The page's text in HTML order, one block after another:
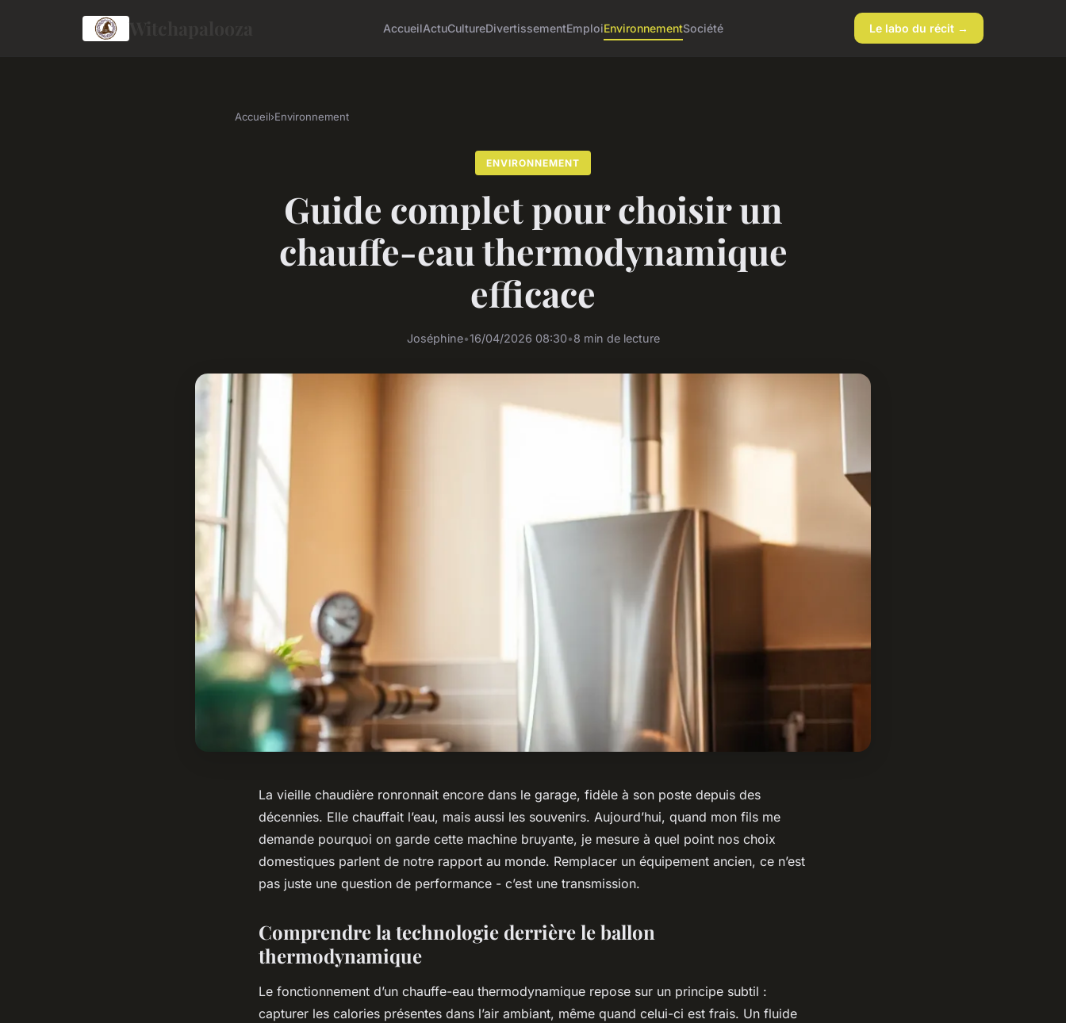
AccueilActuCultureDivertissementEmploiEnvironnementSociété Le labo du récit →
Accueil›Environnement
ENVIRONNEMENT
Guide complet pour choisir un
chauffe-eau thermodynamique
efficace
Joséphine•16/04/2026 08:30•8 min de lecture
La vieille chaudière ronronnait encore dans le garage, fidèle à son poste depuis des
décennies. Elle chauffait l’eau, mais aussi les souvenirs. Aujourd’hui, quand mon fils me
demande pourquoi on garde cette machine bruyante, je mesure à quel point nos choix
domestiques parlent de notre rapport au monde. Remplacer un équipement ancien, ce n’est
pas juste une question de performance - c’est une transmission.
Comprendre la technologie derrière le ballon
thermodynamique
Le fonctionnement d’un chauffe-eau thermodynamique repose sur un principe subtil :
capturer les calories présentes dans l’air ambiant, même quand celui-ci est frais. Un fluide